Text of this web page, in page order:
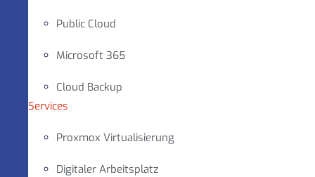
Public Cloud
Microsoft 365
Cloud Backup
Services
Proxmox Virtualisierung
Digitaler Arbeitsplatz